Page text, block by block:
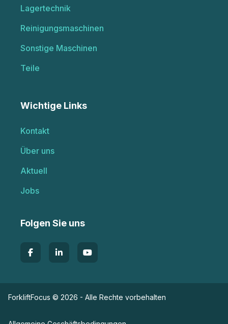
Lagertechnik
Reinigungsmaschinen
Sonstige Maschinen
Teile
Wichtige Links
Kontakt
Über uns
Aktuell
Jobs
Folgen Sie uns
ForkliftFocus © 2026 - Alle Rechte vorbehalten